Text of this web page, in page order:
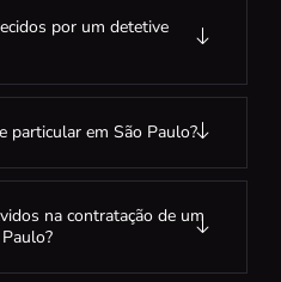
por um detetive
particular em São Paulo?
na contratação de um